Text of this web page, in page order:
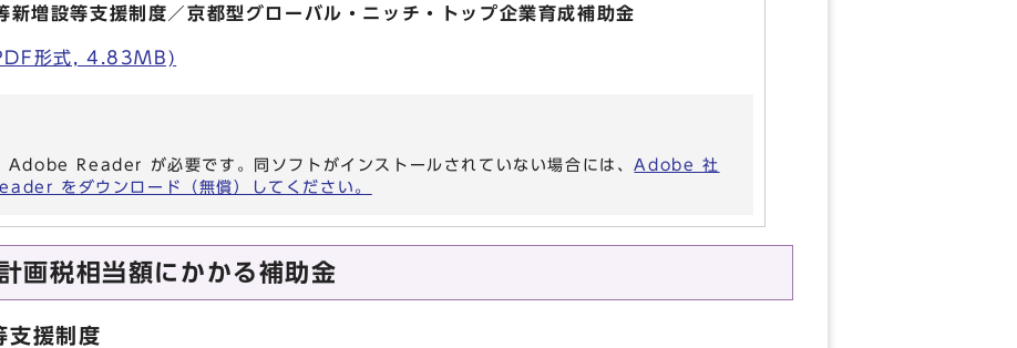
新増設等支援制度／京都型グローバル・ニッチ・トップ企業育成補助金
形式, 4.83MB)
Adobe Reader が必要です。同ソフトがインストールされていない場合には、Adobe 社
をダウンロード（無償）してください。
画税相当額にかかる補助金
支援制度